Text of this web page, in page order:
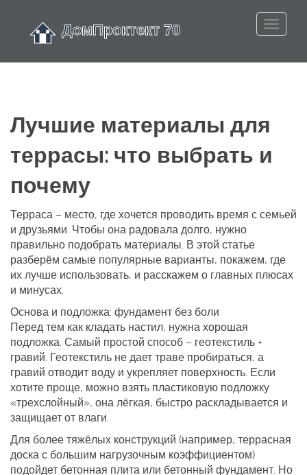
Лучшие материалы для
террасы: что выбрать и
почему
Терраса – место, где хочется проводить время с семьей
и друзьями. Чтобы она радовала долго, нужно
правильно подобрать материалы. В этой статье
разберём самые популярные варианты, покажем, где
их лучше использовать, и расскажем о главных плюсах
и минусах.
Основа и подложка: фундамент без боли
Перед тем как кладать настил, нужна хорошая
подложка. Самый простой способ – геотекстиль +
гравий. Геотекстиль не дает траве пробираться, а
гравий отводит воду и укрепляет поверхность. Если
хотите проще, можно взять пластиковую подложку
«трехслойный», она лёгкая, быстро раскладывается и
защищает от влаги.
Для более тяжёлых конструкций (например, террасная
доска с большим нагрузочным коэффициентом)
подойдет бетонная плита или бетонный фундамент. Но